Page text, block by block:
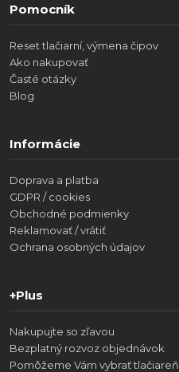
Pomocník
Reset tlačiarní, výmena čipov
Ako nakupovať
Časté otázky
Blog
Informácie
Doprava a platba
GDPR / cookies
Obchodné podmienky
Reklamovať / vrátiť
Ochrana osobných údajov
+Plus
Nakupujte so zľavou
Bezplatný rozvoz objednávok
Pomôžeme Vám vybrať tlačiareň